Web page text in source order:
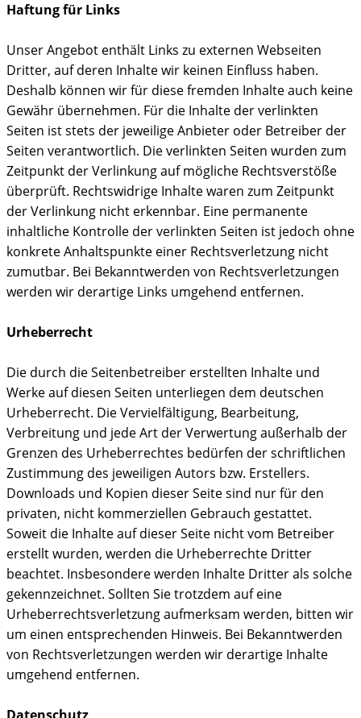
Haftung für Links
Unser Angebot enthält Links zu externen Webseiten
Dritter, auf deren Inhalte wir keinen Einfluss haben.
Deshalb können wir für diese fremden Inhalte auch keine
Gewähr übernehmen. Für die Inhalte der verlinkten
Seiten ist stets der jeweilige Anbieter oder Betreiber der
Seiten verantwortlich. Die verlinkten Seiten wurden zum
Zeitpunkt der Verlinkung auf mögliche Rechtsverstöße
überprüft. Rechtswidrige Inhalte waren zum Zeitpunkt
der Verlinkung nicht erkennbar. Eine permanente
inhaltliche Kontrolle der verlinkten Seiten ist jedoch ohne
konkrete Anhaltspunkte einer Rechtsverletzung nicht
zumutbar. Bei Bekanntwerden von Rechtsverletzungen
werden wir derartige Links umgehend entfernen.
Urheberrecht
Die durch die Seitenbetreiber erstellten Inhalte und
Werke auf diesen Seiten unterliegen dem deutschen
Urheberrecht. Die Vervielfältigung, Bearbeitung,
Verbreitung und jede Art der Verwertung außerhalb der
Grenzen des Urheberrechtes bedürfen der schriftlichen
Zustimmung des jeweiligen Autors bzw. Erstellers.
Downloads und Kopien dieser Seite sind nur für den
privaten, nicht kommerziellen Gebrauch gestattet.
Soweit die Inhalte auf dieser Seite nicht vom Betreiber
erstellt wurden, werden die Urheberrechte Dritter
beachtet. Insbesondere werden Inhalte Dritter als solche
gekennzeichnet. Sollten Sie trotzdem auf eine
Urheberrechtsverletzung aufmerksam werden, bitten wir
um einen entsprechenden Hinweis. Bei Bekanntwerden
von Rechtsverletzungen werden wir derartige Inhalte
umgehend entfernen.